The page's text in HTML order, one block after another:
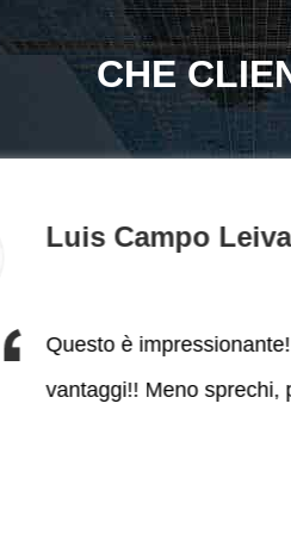
CHE
Luis Campo Leiva
Questo è
vantaggi!! Meno sprechi,
felice e
in particolare il
ZhuMi ha dato